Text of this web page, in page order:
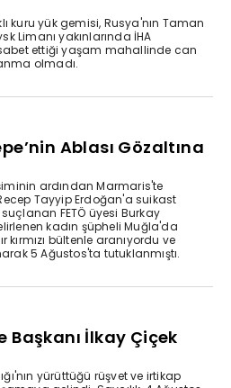
kuru yük gemisi, Rusya'nın Taman
Limanı yakınlarında İHA
isabet ettiği yaşam mahallinde can
olmadı.
Ablası Gözaltına
ardından Marmaris'te
Tayyip Erdoğan'a suikast
FETÖ üyesi Burkay
kadın şüpheli Muğla'da
kırmızı bültenle aranıyordu ve
5 Ağustos'ta tutuklanmıştı.
Başkanı İlkay Çiçek
yürüttüğü rüşvet ve irtikap